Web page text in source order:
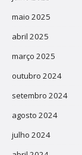
maio 2025
abril 2025
março 2025
outubro 2024
setembro 2024
agosto 2024
julho 2024